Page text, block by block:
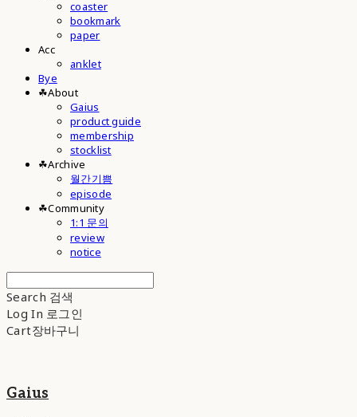
coaster
bookmark
paper
Acc
anklet
Bye
☘︎About
Gaius
product guide
membership
stocklist
☘︎Archive
월간기쁨
episode
☘︎Community
1:1 문의
review
notice
Search 검색
Log In 로그인
Cart장바구니
Gaius